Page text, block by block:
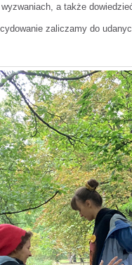
a także
zaliczamy do